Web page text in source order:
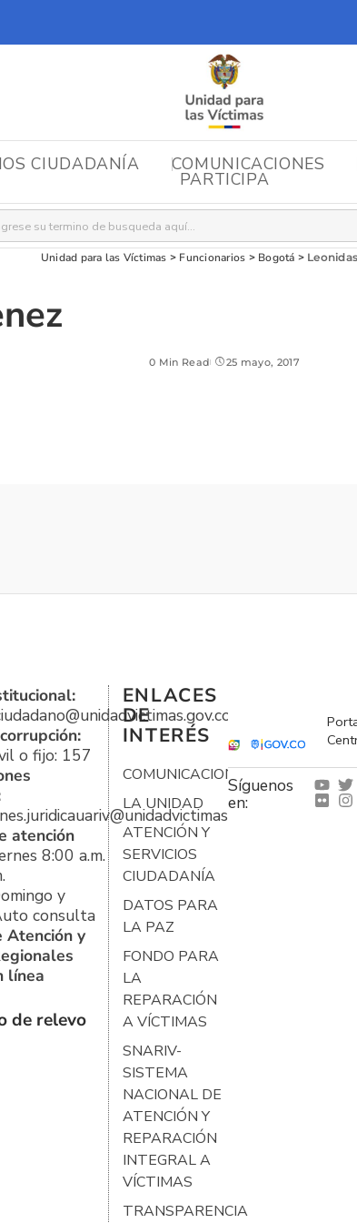
CIUDADANÍA COMUNICACIONES
PARTICIPA
Unidad para las Víctimas > Funcionarios > Bogotá >
0 Min Read 25 mayo, 2017
o fijo: 157
atención
8:00 a.m.
y
consulta
Atención y
línea
de relevo
ENLACES
DE
INTERÉS
COMUNICACIONES
LA UNIDAD
ATENCIÓN Y
SERVICIOS
CIUDADANÍA
DATOS PARA
LA PAZ
FONDO PARA
LA
REPARACIÓN
A VÍCTIMAS
SNARIV-
SISTEMA
NACIONAL DE
ATENCIÓN Y
REPARACIÓN
INTEGRAL A
VÍCTIMAS
TRANSPARENCIA
Síguenos
en: